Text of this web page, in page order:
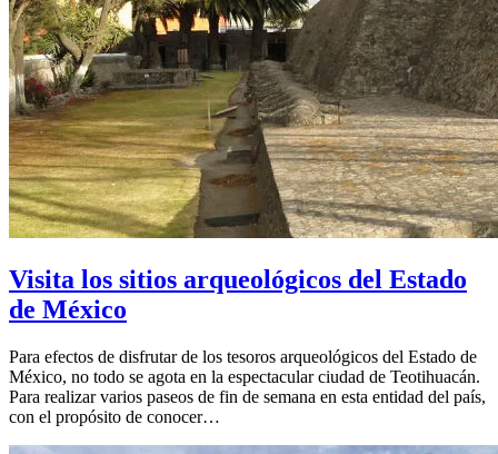
Visita los sitios arqueológicos del Estado
de México
Para efectos de disfrutar de los tesoros arqueológicos del Estado de
México, no todo se agota en la espectacular ciudad de Teotihuacán.
Para realizar varios paseos de fin de semana en esta entidad del país,
con el propósito de conocer…